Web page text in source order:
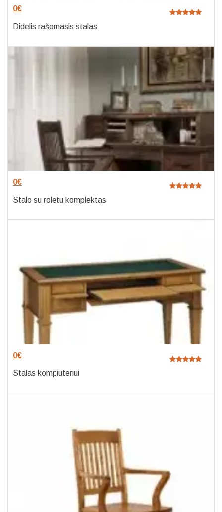
0€
Didelis rašomasis stalas
0€
Stalo su roletu komplektas
0€
Stalas kompiuteriui